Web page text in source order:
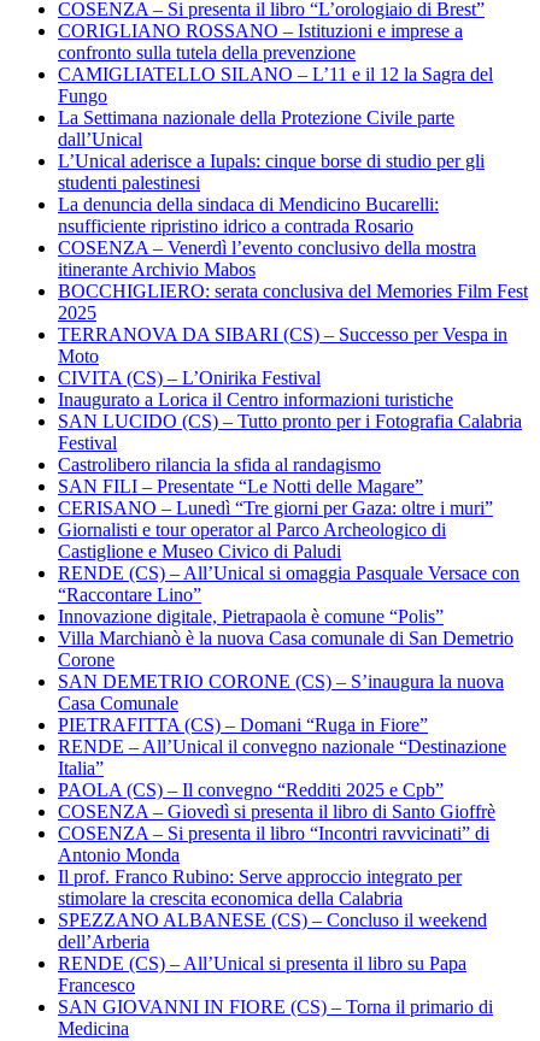
COSENZA – Si presenta il libro “L’orologiaio di Brest”
CORIGLIANO ROSSANO – Istituzioni e imprese a
confronto sulla tutela della prevenzione
CAMIGLIATELLO SILANO – L’11 e il 12 la Sagra del
Fungo
La Settimana nazionale della Protezione Civile parte
dall’Unical
L’Unical aderisce a Iupals: cinque borse di studio per gli
studenti palestinesi
La denuncia della sindaca di Mendicino Bucarelli:
nsufficiente ripristino idrico a contrada Rosario
COSENZA – Venerdì l’evento conclusivo della mostra
itinerante Archivio Mabos
BOCCHIGLIERO: serata conclusiva del Memories Film Fest
2025
TERRANOVA DA SIBARI (CS) – Successo per Vespa in
Moto
CIVITA (CS) – L’Onirika Festival
Inaugurato a Lorica il Centro informazioni turistiche
SAN LUCIDO (CS) – Tutto pronto per i Fotografia Calabria
Festival
Castrolibero rilancia la sfida al randagismo
SAN FILI – Presentate “Le Notti delle Magare”
CERISANO – Lunedì “Tre giorni per Gaza: oltre i muri”
Giornalisti e tour operator al Parco Archeologico di
Castiglione e Museo Civico di Paludi
RENDE (CS) – All’Unical si omaggia Pasquale Versace con
“Raccontare Lino”
Innovazione digitale, Pietrapaola è comune “Polis”
Villa Marchianò è la nuova Casa comunale di San Demetrio
Corone
SAN DEMETRIO CORONE (CS) – S’inaugura la nuova
Casa Comunale
PIETRAFITTA (CS) – Domani “Ruga in Fiore”
RENDE – All’Unical il convegno nazionale “Destinazione
Italia”
PAOLA (CS) – Il convegno “Redditi 2025 e Cpb”
COSENZA – Giovedì si presenta il libro di Santo Gioffrè
COSENZA – Si presenta il libro “Incontri ravvicinati” di
Antonio Monda
Il prof. Franco Rubino: Serve approccio integrato per
stimolare la crescita economica della Calabria
SPEZZANO ALBANESE (CS) – Concluso il weekend
dell’Arberia
RENDE (CS) – All’Unical si presenta il libro su Papa
Francesco
SAN GIOVANNI IN FIORE (CS) – Torna il primario di
Medicina